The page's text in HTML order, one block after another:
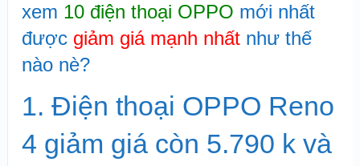
xem 10 điện thoại OPPO mới nhất
được giảm giá mạnh nhấtnhư thế
nào nè?
1. Điện thoại OPPO Reno
4 giảm giá còn 5.790 k và